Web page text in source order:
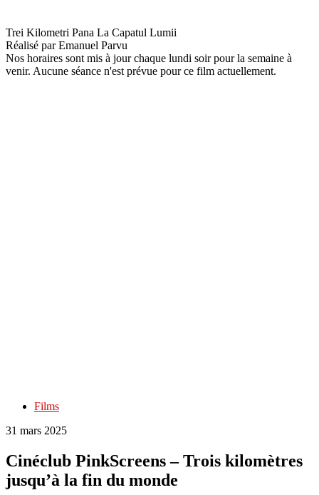
Trei Kilometri Pana La Capatul Lumii
Réalisé parEmanuel Parvu
Nos horaires sont mis à jour chaque lundi soir pour la semaine à
venir. Aucune séance n'est prévue pour ce film actuellement.
Films
31 mars 2025
Cinéclub PinkScreens – Trois kilomètres
jusqu’à la fin du monde